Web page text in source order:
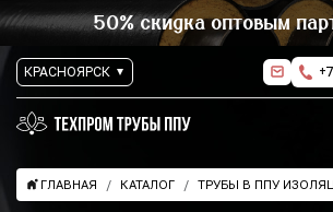
50% скидка оптовым
КРАСНОЯРСК
ГЛАВНАЯ КАТАЛОГ ТРУБЫ В ППУ